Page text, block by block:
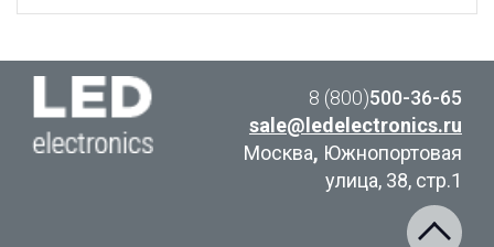
8 (800)500-36-65
sale@ledelectronics.ru
Москва, Южнопортовая
улица, 38, стр.1